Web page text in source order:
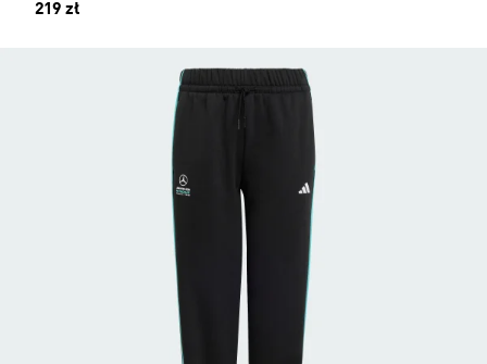
Cena
219 zł